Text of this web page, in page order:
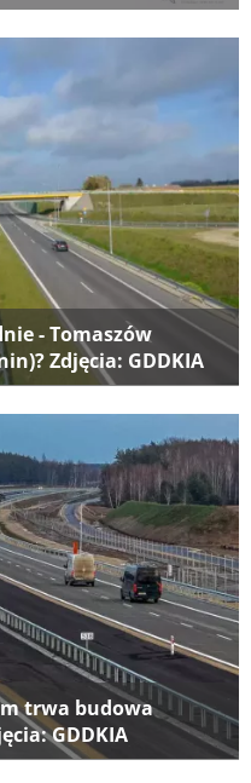
- Tomaszów
Zdjęcia: GDDKIA
trwa budowa
GDDKIA